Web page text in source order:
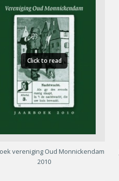
Click to read
vereniging Oud Monnickendam
2010